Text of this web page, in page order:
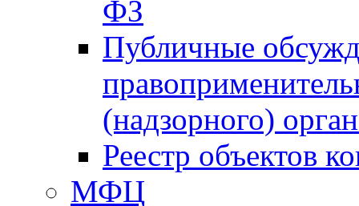
ФЗ
Публичные
(надзорного)
Реестр объектов
МФЦ